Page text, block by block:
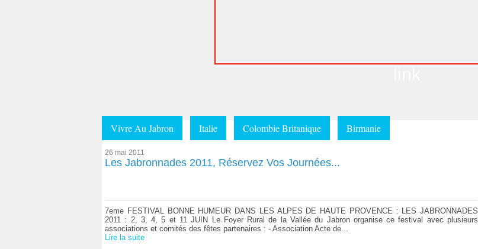
Vivre Au Jabron Italie Colombie Britanique Birmanie
26 mai 2011
Les Jabronnades 2011, Réservez Vos Journées...
7eme FESTIVAL BONNE HUMEUR DANS LES ALPES DE HAUTE PROVENCE : LES JABRONNADES
2011 : 2, 3, 4, 5 et 11 JUIN Le Foyer Rural de la Vallée du Jabron organise ce festival avec plusieurs
associations et comités des fêtes partenaires : - Association Acte de...
Lire la suite